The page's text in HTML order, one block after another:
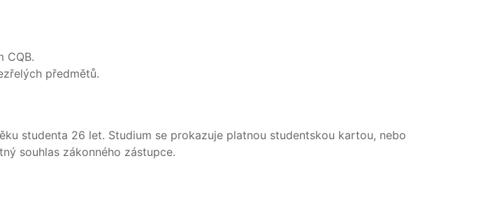
CQB.
předmětů.
studenta 26 let. Studium se prokazuje platnou studentskou kartou, nebo
souhlas zákonného zástupce.